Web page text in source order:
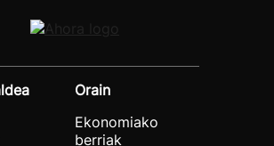
Orain
Ekonomiako
berriak